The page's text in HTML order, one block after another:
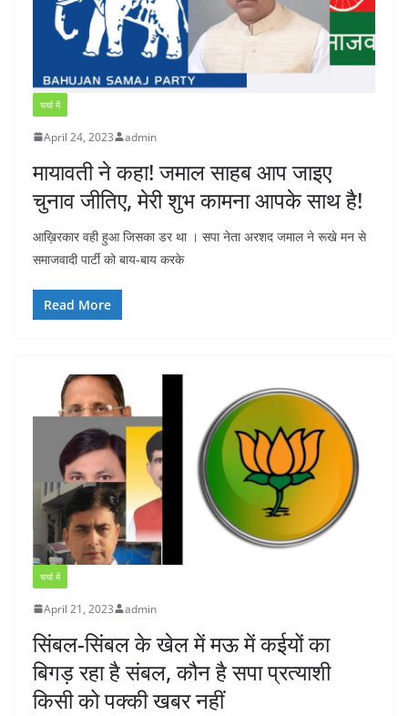
चर्चा में
April 24, 2023 admin
मायावती ने कहा! जमाल साहब आप जाइए
चुनाव जीतिए, मेरी शुभ कामना आपके साथ है!
आख़िरकार वही हुआ जिसका डर था । सपा नेता अरशद जमाल ने रूखे मन से
समाजवादी पार्टी को बाय-बाय करके
Read More
चर्चा में
April 21, 2023 admin
सिंबल-सिंबल के खेल में मऊ में कईयों का
बिगड़ रहा है संबल, कौन है सपा प्रत्याशी
किसी को पक्की खबर नहीं